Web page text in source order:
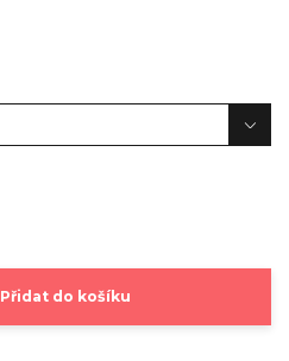
Přidat do košíku